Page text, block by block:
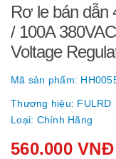
Rơ le bán dẫn
/ 100A
Voltage
Mã sản phẩm:
Thương hiệu: FULRD
Loại: Chính Hãng
560.000 VNĐ